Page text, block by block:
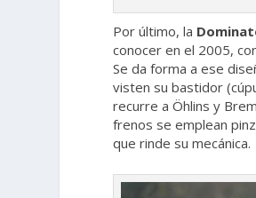
Por último, la
conocer en el 2005,
Se da forma a ese
visten su bastidor
recurre a Öhlins y
frenos se emplean
que rinde su mecánica.